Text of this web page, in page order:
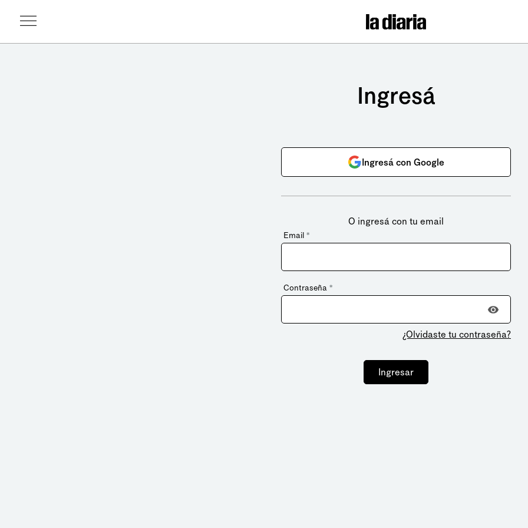
Ingresá
Ingresá con Google
O ingresá con tu email
Email *
Contraseña *
¿Olvidaste tu contraseña?
Ingresar